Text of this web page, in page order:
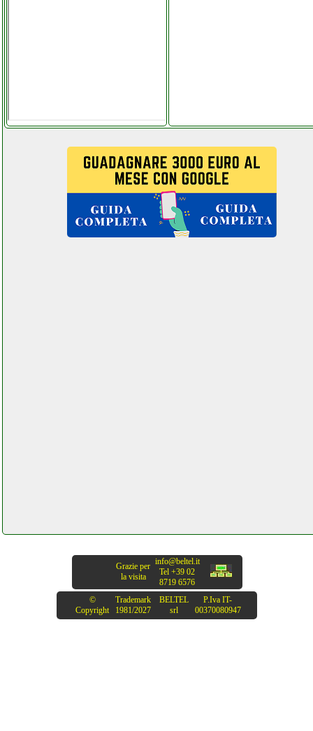
Grazie per
la visita
info@beltel.it
Tel +39 02
8719 6576
©
Copyright
Trademark
1981/2027
BELTEL
srl
P.Iva IT-
00370080947